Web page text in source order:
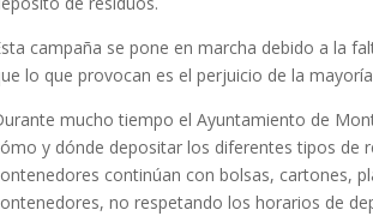
campaña se pone en marcha debido a la
lo que provocan es el perjuicio de la
mucho tiempo el Ayuntamiento de
y dónde depositar los diferentes tipos de
continúan con bolsas, cartones,
no respetando los horarios de